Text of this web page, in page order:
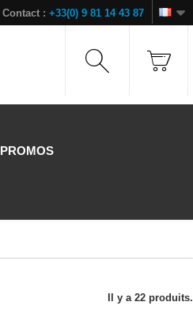
Contact : +33(0) 9 81 14 43 87
PROMOS
Il y a 22 produits.